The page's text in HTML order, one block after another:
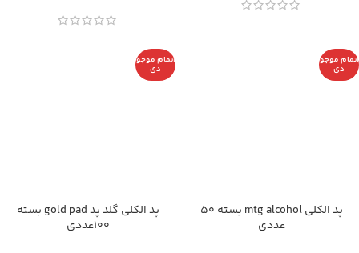
اتمام موجو
دی
پد الکلی mtg alcohol بسته 50
عددی
اتمام موجو
دی
پد الکلی گلد پد gold pad بسته
100عددی